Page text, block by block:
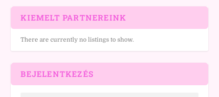
KIEMELT PARTNEREINK
There are currently no listings to show.
BEJELENTKEZÉS